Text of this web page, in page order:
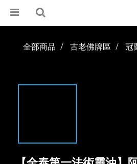
全部商品 古老佛牌區 冠